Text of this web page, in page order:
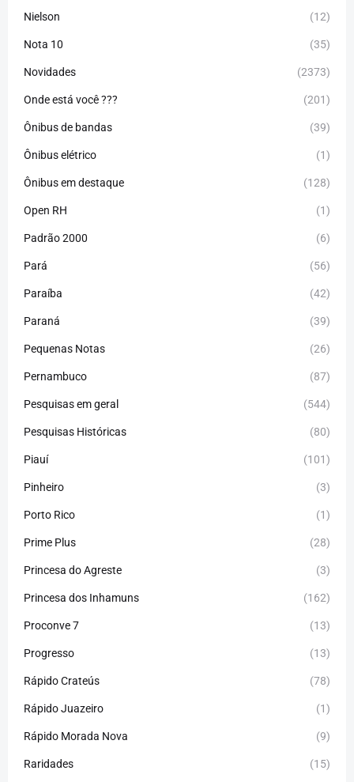
Nielson (12)
Nota 10 (35)
Novidades (2373)
Onde está você ??? (201)
Ônibus de bandas (39)
Ônibus elétrico (1)
Ônibus em destaque (128)
Open RH (1)
Padrão 2000 (6)
Pará (56)
Paraíba (42)
Paraná (39)
Pequenas Notas (26)
Pernambuco (87)
Pesquisas em geral (544)
Pesquisas Históricas (80)
Piauí (101)
Pinheiro (3)
Porto Rico (1)
Prime Plus (28)
Princesa do Agreste (3)
Princesa dos Inhamuns (162)
Proconve 7 (13)
Progresso (13)
Rápido Crateús (78)
Rápido Juazeiro (1)
Rápido Morada Nova (9)
Raridades (15)